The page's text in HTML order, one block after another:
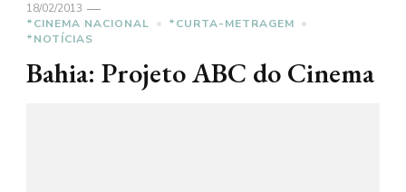
18/02/2013
*CINEMA NACIONAL
*CURTA-METRAGEM
*NOTÍCIAS
Bahia: Projeto ABC do Cinema